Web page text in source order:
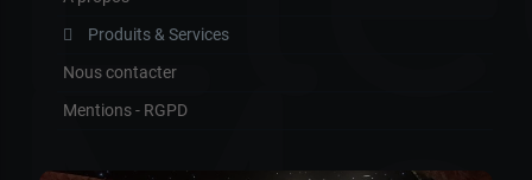
Produits & Services
Nous contacter
Mentions - RGPD